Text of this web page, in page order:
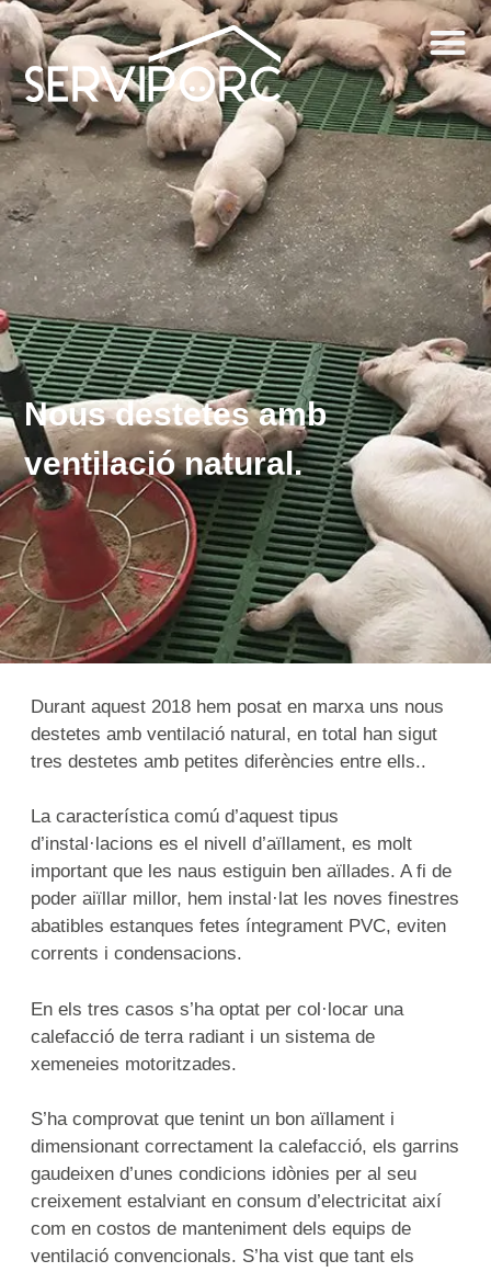
Nous destetes amb
ventilació natural.
Durant aquest 2018 hem posat en marxa uns nous
destetes amb ventilació natural, en total han sigut
tres destetes amb petites diferències entre ells..
La característica comú d’aquest tipus
d’instal·lacions es el nivell d’aïllament, es molt
important que les naus estiguin ben aïllades. A fi de
poder aiïllar millor, hem instal·lat les noves finestres
abatibles estanques fetes íntegrament PVC, eviten
corrents i condensacions.
En els tres casos s’ha optat per col·locar una
calefacció de terra radiant i un sistema de
xemeneies motoritzades.
S’ha comprovat que tenint un bon aïllament i
dimensionant correctament la calefacció, els garrins
gaudeixen d’unes condicions idònies per al seu
creixement estalviant en consum d’electricitat així
com en costos de manteniment dels equips de
ventilació convencionals. S’ha vist que tant els